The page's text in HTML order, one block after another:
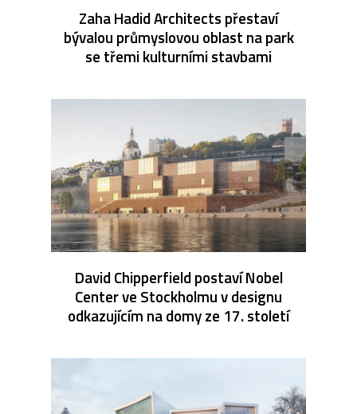
Zaha Hadid Architects přestaví
bývalou průmyslovou oblast na park
se třemi kulturními stavbami
David Chipperfield postaví Nobel
Center ve Stockholmu v designu
odkazujícím na domy ze 17. století